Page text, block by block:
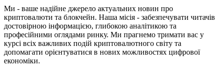
Ми - ваше надійне джерело актуальних новин про
криптовалюти та блокчейн. Наша місія - забезпечувати читачів
достовірною інформацією, глибокою аналітикою та
професійними оглядами ринку. Ми прагнемо тримати вас у
курсі всіх важливих подій криптовалютного світу та
допомагати орієнтуватися в нових можливостях цифрової
економіки.